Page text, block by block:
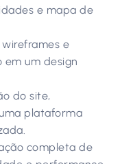
e mapa de
e
em um design
do site,
plataforma
completa de